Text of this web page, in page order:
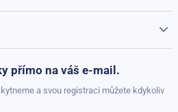
přímo na váš e-mail.
a svou registraci můžete kdykoliv